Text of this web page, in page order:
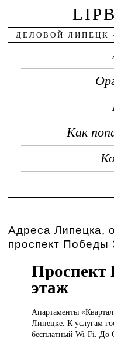
ДЕЛОВОЙ ЛИПЕЦК
Как
Адреса Липецка,
проспект Победы
Проспект
этаж
Апартаменты
Липецке. К услугам
бесплатный Wi-Fi.